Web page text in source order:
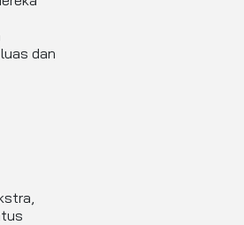
dan